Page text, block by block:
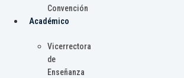
Convención
Académico
Vicerrectora
de
Enseñanza